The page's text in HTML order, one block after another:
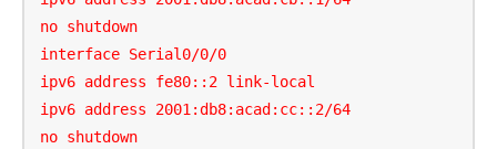
no shutdown
interface Serial0/0/0
ipv6 address fe80::2 link-local
ipv6 address 2001:db8:acad:cc::2/64
no shutdown